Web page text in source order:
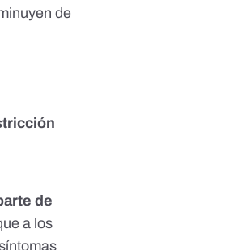
de
de
a los